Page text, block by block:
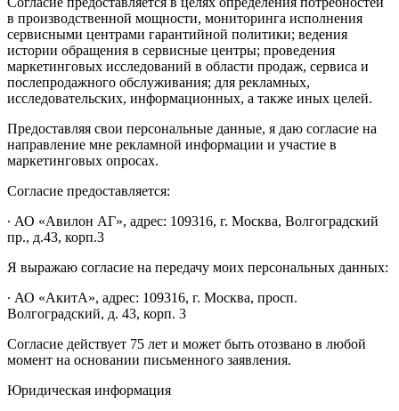
в производственной мощности, мониторинга исполнения
сервисными центрами гарантийной политики; ведения
истории обращения в сервисные центры; проведения
маркетинговых исследований в области продаж, сервиса и
послепродажного обслуживания; для рекламных,
исследовательских, информационных, а также иных целей.
Предоставляя свои персональные данные, я даю согласие на
направление мне рекламной информации и участие в
маркетинговых опросах.
Согласие предоставляется:
∙ АО «Авилон АГ», адрес: 109316, г. Москва, Волгоградский
пр., д.43, корп.3
Я выражаю согласие на передачу моих персональных данных:
∙ АО «АкитА», адрес: 109316, г. Москва, просп.
Волгоградский, д. 43, корп. 3
Согласие действует 75 лет и может быть отозвано в любой
момент на основании письменного заявления.
Юридическая информация